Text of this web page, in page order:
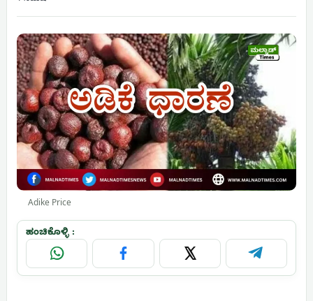
Adike Price
ಹಂಚಿಕೊಳ್ಳಿ :
WhatsApp Facebook X Telegram